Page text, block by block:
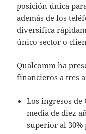
posición única
además de los
diversifica
único sector o
Qualcomm ha
financieros a tres
Los ingresos de
media de diez
superior al 30%